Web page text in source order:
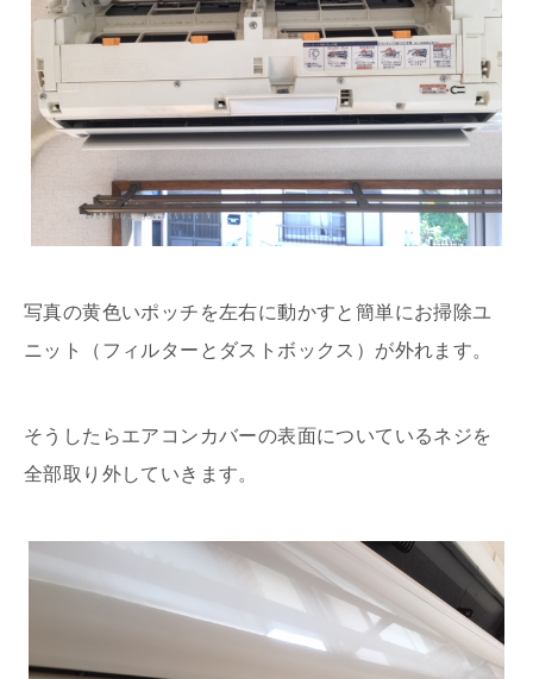
写真の黄色いポッチを左右に動かすと簡単にお掃除ユ
ニット（フィルターとダストボックス）が外れます。
そうしたらエアコンカバーの表面についているネジを
全部取り外していきます。